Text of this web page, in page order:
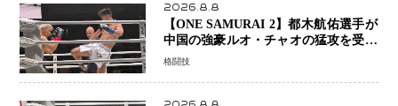
2026.8.8
【ONE SAMURAI 2】都木航佑選手が
中国の強豪ルオ・チャオの猛攻を受け
ながらも的確な攻撃で応戦 最後まで
格闘技